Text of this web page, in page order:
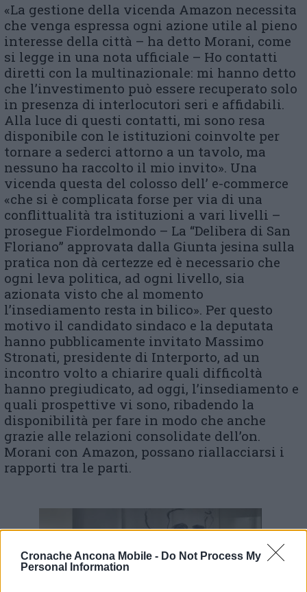
Cronache Ancona Mobile - Do Not Process My
Personal Information
«La gestione della vicenda Amazon necessita
che venga espressa ogni azione utile al pieno
interesse della città – ha detto Morani, come
si legge in una nota ufficiale – Ho contatti
diretti con la multinazionale: mi hanno detto
che l’investimento può essere recuperato solo
in presenza di interlocutori seri e affidabili.
Alla luce di questi contatti, mi sono resa
disponibile con le istituzioni coinvolte per
tornare a sederci attorno a un tavolo, ma
nessuno ha raccolto il mio invito». Una
vicenda questa del colosso dell’ e-commerce
«che si è complicata forse per via di una
conflittualità tra istituzioni a vari livelli –
prosegue Fiordelmondo – La “Delibera di San
Floriano” approvata dalla Giunta jesina sulla
pratica non dà certezze ed è necessario che
ogni leva politica, ad ogni livello, sia
azionata visto che al momento
l’insediamento resta in bilico». Per questo
motivo il candidato sindaco e la deputata
hanno pubblicamente invitato Massimo
Stronati, presidente di Interporto, ad un
incontro volto a chiarire quali difficoltà
hanno pregiudicato, ad oggi, l’insediamento e
quali prospettive vi sono, ribadendo la
disponibilità per fare in modo che anche
grazie alle relazioni consolidate dell’on.
Morani con Amazon, possano riallacciarsi i
rapporti tra le parti.